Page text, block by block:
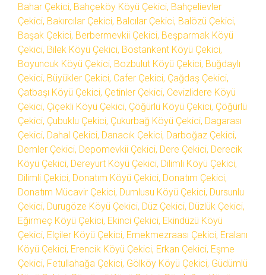
Bahar Çekici, Bahçeköy Köyü Çekici, Bahçelievler
Çekici, Bakırcılar Çekici, Balcılar Çekici, Balözü Çekici,
Başak Çekici, Berbermevkii Çekici, Beşparmak Köyü
Çekici, Bilek Köyü Çekici, Bostankent Köyü Çekici,
Boyuncuk Köyü Çekici, Bozbulut Köyü Çekici, Buğdaylı
Çekici, Büyükler Çekici, Cafer Çekici, Çağdaş Çekici,
Çatbaşı Köyü Çekici, Çetinler Çekici, Cevizlidere Köyü
Çekici, Çiçekli Köyü Çekici, Çöğürlü Köyü Çekici, Çöğürlü
Çekici, Çubuklu Çekici, Çukurbağ Köyü Çekici, Dagarası
Çekici, Dahal Çekici, Danacık Çekici, Darboğaz Çekici,
Demler Çekici, Depomevkii Çekici, Dere Çekici, Derecik
Köyü Çekici, Dereyurt Köyü Çekici, Dilimli Köyü Çekici,
Dilimli Çekici, Donatım Köyü Çekici, Donatım Çekici,
Donatım Mücavir Çekici, Dumlusu Köyü Çekici, Dursunlu
Çekici, Durugöze Köyü Çekici, Düz Çekici, Düzlük Çekici,
Eğirmeç Köyü Çekici, Ekinci Çekici, Ekindüzü Köyü
Çekici, Elçiler Köyü Çekici, Emekmezraası Çekici, Eralanı
Köyü Çekici, Erencik Köyü Çekici, Erkan Çekici, Eşme
Çekici, Fetullahağa Çekici, Gölköy Köyü Çekici, Güdümlü